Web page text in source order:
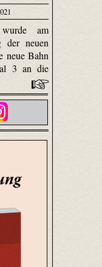
am
der neuen
neue Bahn
3 an die